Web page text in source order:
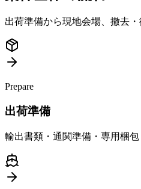
出荷準備から現地会場、撤去
Prepare
出荷準備
輸出書類・通関準備・専用梱包